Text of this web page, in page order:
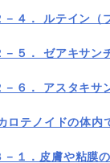
－４． ルテイン（
－５． ゼアキサン
－６． アスタキサ
ロテノイドの体
－１．皮膚や粘膜